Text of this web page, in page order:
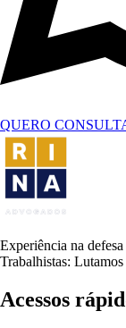
QUERO
Experiência na
Trabalhistas:
Acessos